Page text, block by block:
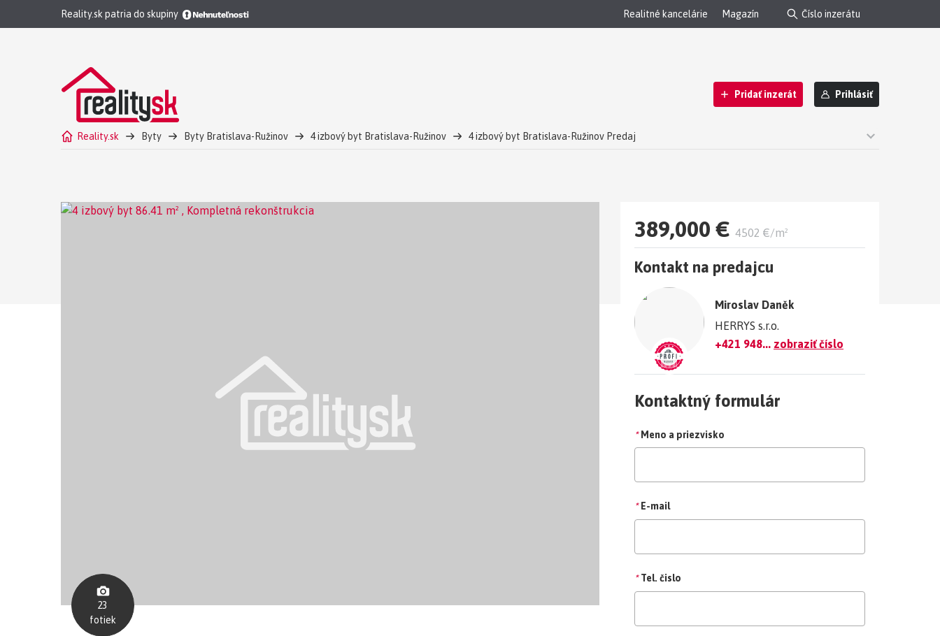
Reality.sk patria do skupiny Realitné kancelárie Magazín
Pridať inzerát Prihlásiť
Reality.sk Byty Byty Bratislava-Ružinov 4 izbový byt Bratislava-Ružinov
4 izbový byt Bratislava-Ružinov Predaj
23
fotiek
389,000 € 4502 €/m²
Kontakt na predajcu
Miroslav Daněk
HERRYS s.r.o.
+421 948... zobraziť číslo
Kontaktný formulár
* Meno a priezvisko
* E-mail
* Tel. čislo